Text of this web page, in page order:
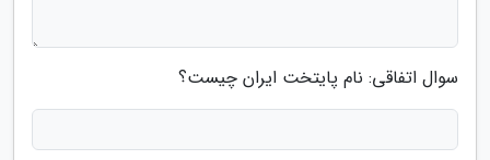
سوال اتفاقی: نام پایتخت ایران چیست؟